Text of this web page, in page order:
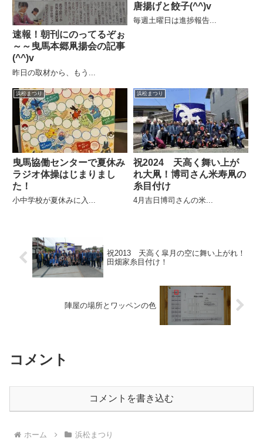
速報！朝刊にのってるぞぉ
～～曳馬本郷凧揚会の記事
(^^)v
昨日の取材から、もう...
唐揚げと餃子(^^)v
毎週土曜日は進捗報告...
浜松まつり
曳馬協働センターで夏休み
ラジオ体操はじまりまし
た！
小中学校が夏休みに入...
浜松まつり
祝2024 天高く舞い上が
れ大凧！博司さん米寿凧の
糸目付け
4月吉日博司さんの米...
祝2013 天高く皐月の空に舞い上がれ！
田畑家糸目付け！
陣屋の場所とワッペンの色
コメント
コメントを書き込む
ホーム 浜松まつり